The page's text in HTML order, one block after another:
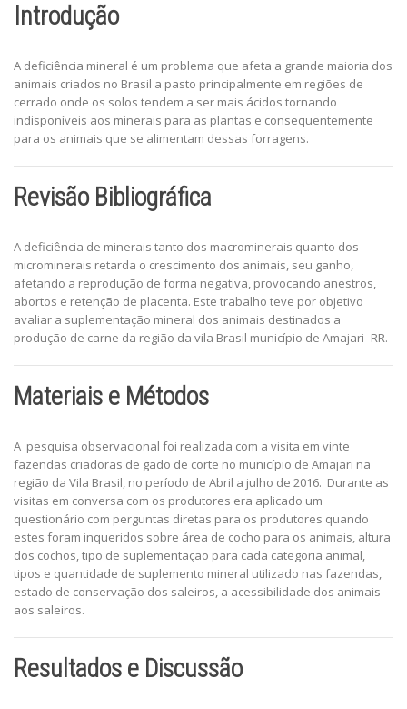
Introdução
A deficiência mineral é um problema que afeta a grande maioria dos
animais criados no Brasil a pasto principalmente em regiões de
cerrado onde os solos tendem a ser mais ácidos tornando
indisponíveis aos minerais para as plantas e consequentemente
para os animais que se alimentam dessas forragens.
Revisão Bibliográfica
A deficiência de minerais tanto dos macrominerais quanto dos
microminerais retarda o crescimento dos animais, seu ganho,
afetando a reprodução de forma negativa, provocando anestros,
abortos e retenção de placenta. Este trabalho teve por objetivo
avaliar a suplementação mineral dos animais destinados a
produção de carne da região da vila Brasil município de Amajari- RR.
Materiais e Métodos
A pesquisa observacional foi realizada com a visita em vinte
fazendas criadoras de gado de corte no município de Amajari na
região da Vila Brasil, no período de Abril a julho de 2016. Durante as
visitas em conversa com os produtores era aplicado um
questionário com perguntas diretas para os produtores quando
estes foram inqueridos sobre área de cocho para os animais, altura
dos cochos, tipo de suplementação para cada categoria animal,
tipos e quantidade de suplemento mineral utilizado nas fazendas,
estado de conservação dos saleiros, a acessibilidade dos animais
aos saleiros.
Resultados e Discussão